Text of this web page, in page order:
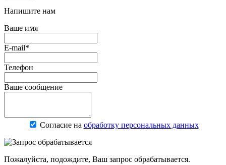
Напишите нам
Ваше имя
E-mail*
Телефон
Ваше сообщение
Согласие на обработку персональных данных
Пожалуйста, подождите, Ваш запрос обрабатывается.